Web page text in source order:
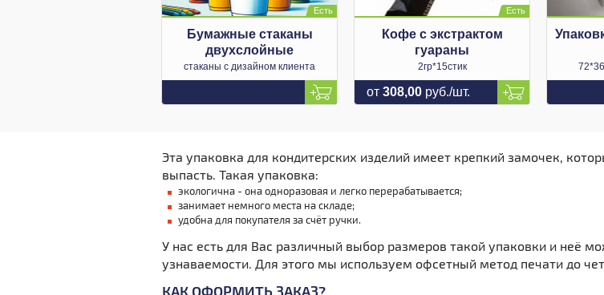
Бумажные стаканы
двухслойные
стаканы с дизайном клиента
Кофе с экстрактом
гуараны
2гр*15стик
от 308,00 руб./шт.
Эта упаковка для кондитерских изделий имеет крепкий замочек,
выпасть. Такая упаковка:
экологична - она одноразовая и легко перерабатывается;
занимает немного места на складе;
удобна для покупателя за счёт ручки.
У нас есть для Вас различный выбор размеров такой упаковки и неё
узнаваемости. Для этого мы используем офсетный метод печати до
КАК ОФОРМИТЬ ЗАКАЗ?